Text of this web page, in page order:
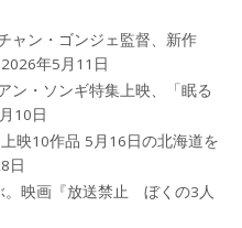
ャン・ゴンジェ監督、新作
2026年5月11日
・ソンギ特集上映、「眠る
10日
映10作品 5月16日の北海道を
日
。映画『放送禁止 ぼくの3人